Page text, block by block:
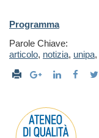
Programma
Parole Chiave:
articolo, notizia, unipa,